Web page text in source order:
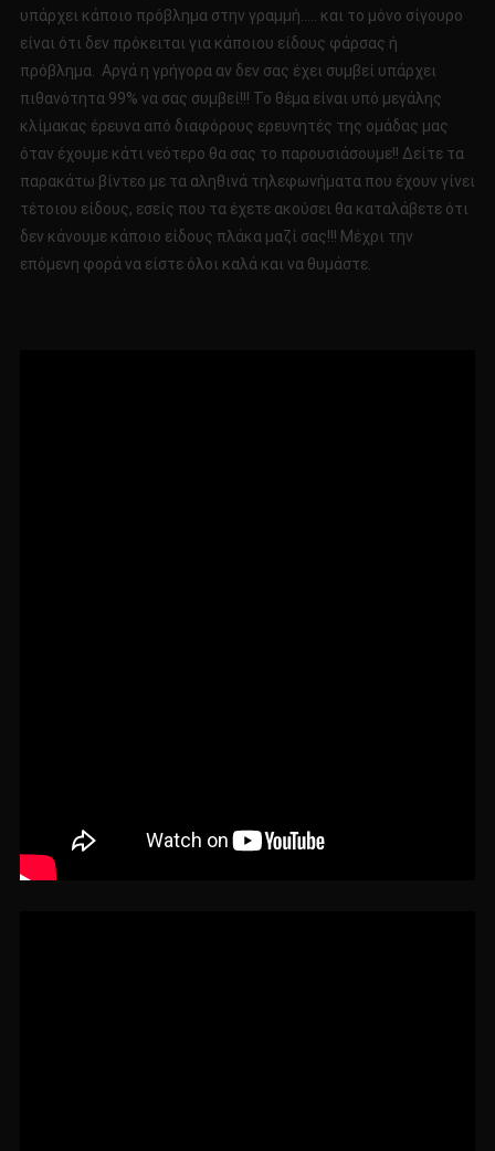
υπάρχει κάποιο πρόβλημα στην γραμμή….. και το μόνο σίγουρο
είναι ότι δεν πρόκειται για κάποιου είδους φάρσας ή
πρόβλημα. Αργά η γρήγορα αν δεν σας έχει συμβεί υπάρχει
πιθανότητα 99% να σας συμβεί!!! Το θέμα είναι υπό μεγάλης
κλίμακας έρευνα από διαφόρους ερευνητές της ομάδας μας
όταν έχουμε κάτι νεότερο θα σας το παρουσιάσουμε!! Δείτε τα
παρακάτω βίντεο με τα αληθινά τηλεφωνήματα που έχουν γίνει
τέτοιου είδους, εσείς που τα έχετε ακούσει θα καταλάβετε ότι
δεν κάνουμε κάποιο είδους πλάκα μαζί σας!!! Μέχρι την
επόμενη φορά να είστε όλοι καλά και να θυμάστε.